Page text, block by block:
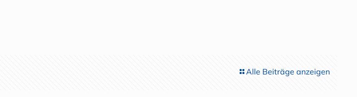
Alle Beiträge anzeigen